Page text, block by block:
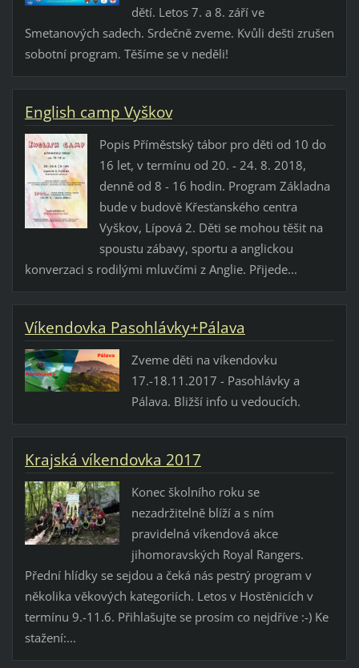
dětí. Letos 7. a 8. září ve
Smetanových sadech. Srdečně zveme. Kvůli dešti zrušen
sobotní program. Těšíme se v neděli!
English camp Vyškov
Popis Příměstský tábor pro děti od 10 do
16 let, v termínu od 20. - 24. 8. 2018,
denně od 8 - 16 hodin. Program Základna
bude v budově Křesťanského centra
Vyškov, Lípová 2. Děti se mohou těšit na
spoustu zábavy, sportu a anglickou
konverzaci s rodilými mluvčími z Anglie. Přijede...
Víkendovka Pasohlávky+Pálava
Zveme děti na víkendovku
17.-18.11.2017 - Pasohlávky a
Pálava. Bližší info u vedoucích.
Krajská víkendovka 2017
Konec školního roku se
nezadržitelně blíží a s ním
pravidelná víkendová akce
jihomoravských Royal Rangers.
Přední hlídky se sejdou a čeká nás pestrý program v
několika věkových kategoriích. Letos v Hostěnicích v
termínu 9.-11.6. Přihlašujte se prosím co nejdříve :-) Ke
stažení:...